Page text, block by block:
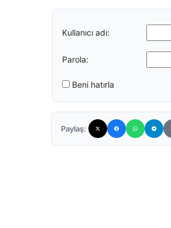
Kullanıcı adı:
Parola:
Beni hatırla
Paylaş: